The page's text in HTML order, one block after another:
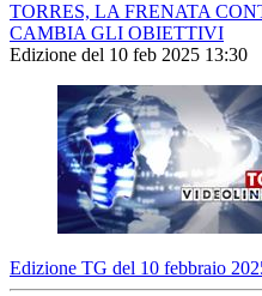
TORRES, LA FRENATA
CAMBIA GLI OBIETTIVI
Edizione del 10 feb 2025 13:30
Edizione TG del 10 febbraio